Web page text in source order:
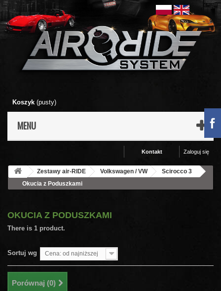
Koszyk (pusty)
MENU
Zaloguj się
Kontakt
Zestawy air-RIDE Volkswagen / VW
Scirocco 3
Okucia z Poduszkami
OKUCIA Z PODUSZKAMI
There is 1 product.
Sortuj wg Cena: od najniższej
Porównaj (0)